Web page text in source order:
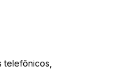
telefônicos,